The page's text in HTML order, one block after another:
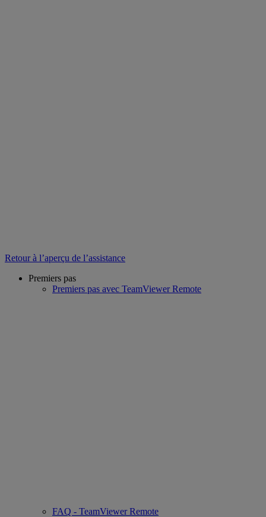
Retour à l’aperçu de l’assistance
Premiers pas
Premiers pas avec TeamViewer Remote
FAQ - TeamViewer Remote